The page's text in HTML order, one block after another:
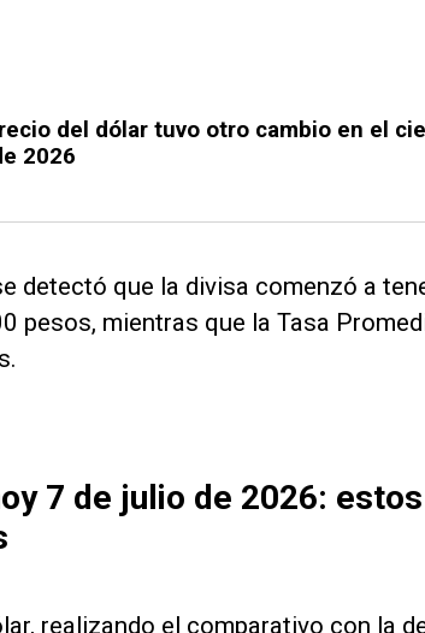
del dólar tuvo otro cambio en el
2026
detectó que la divisa comenzó a
pesos, mientras que la Tasa
7 de julio de 2026: estos
realizando el comparativo con la